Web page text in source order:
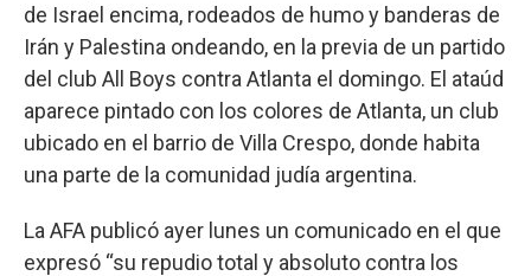
de Israel encima, rodeados de humo y banderas de
Irán y Palestina ondeando, en la previa de un partido
del club All Boys contra Atlanta el domingo. El ataúd
aparece pintado con los colores de Atlanta, un club
ubicado en el barrio de Villa Crespo, donde habita
una parte de la comunidad judía argentina.
La AFA publicó ayer lunes un comunicado en el que
expresó “su repudio total y absoluto contra los